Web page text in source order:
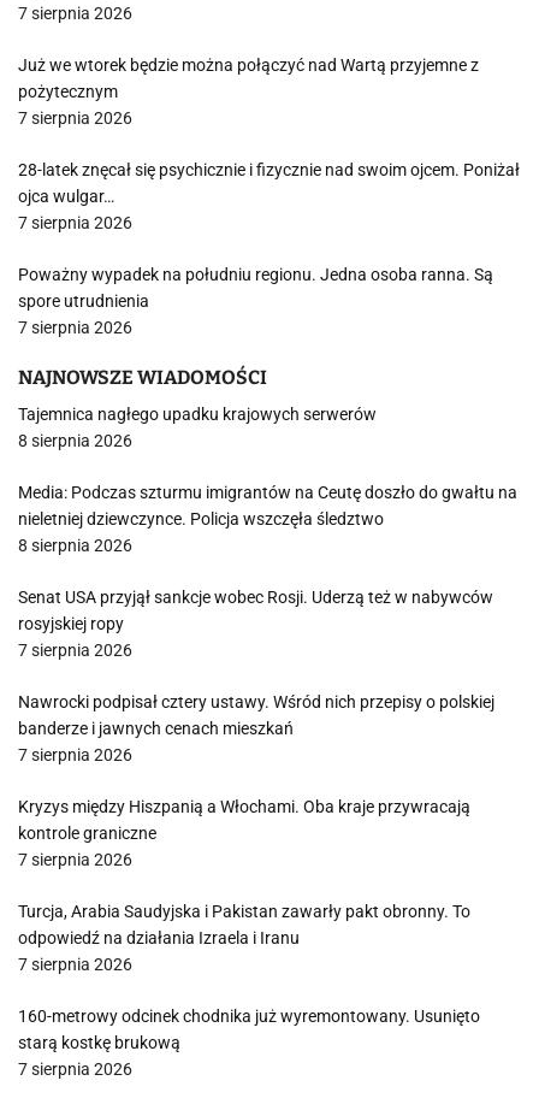
7 sierpnia 2026
Już we wtorek będzie można połączyć nad Wartą przyjemne z
pożytecznym
7 sierpnia 2026
28-latek znęcał się psychicznie i fizycznie nad swoim ojcem. Poniżał
ojca wulgar…
7 sierpnia 2026
Poważny wypadek na południu regionu. Jedna osoba ranna. Są
spore utrudnienia
7 sierpnia 2026
NAJNOWSZE WIADOMOŚCI
Tajemnica nagłego upadku krajowych serwerów
8 sierpnia 2026
Media: Podczas szturmu imigrantów na Ceutę doszło do gwałtu na
nieletniej dziewczynce. Policja wszczęła śledztwo
8 sierpnia 2026
Senat USA przyjął sankcje wobec Rosji. Uderzą też w nabywców
rosyjskiej ropy
7 sierpnia 2026
Nawrocki podpisał cztery ustawy. Wśród nich przepisy o polskiej
banderze i jawnych cenach mieszkań
7 sierpnia 2026
Kryzys między Hiszpanią a Włochami. Oba kraje przywracają
kontrole graniczne
7 sierpnia 2026
Turcja, Arabia Saudyjska i Pakistan zawarły pakt obronny. To
odpowiedź na działania Izraela i Iranu
7 sierpnia 2026
160-metrowy odcinek chodnika już wyremontowany. Usunięto
starą kostkę brukową
7 sierpnia 2026